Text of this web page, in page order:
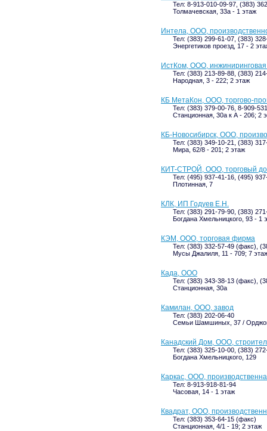
Тел: 8-913-010-09-97, (383)
Толмачевская, 33а - 1 этаж
Интела, ООО,
Тел: (383) 299-61-07, (383)
Энергетиков проезд, 17 - 2
ИстКом, ООО,
Тел: (383) 213-89-88, (383)
Народная, 3 - 222; 2 этаж
КБ МетаКон, ООО, торгово-
Тел: (383) 379-00-76, 8-909-
Станционная, 30а к А - 206; 2
КБ-Новосибирск, ООО,
Тел: (383) 349-10-21, (383)
Мира, 62/8 - 201; 2 этаж
КИТ-СТРОЙ, ООО, торговый
Тел: (495) 937-41-16, (495)
Плотинная, 7
КЛК, ИП Годуев Е.Н.
Тел: (383) 291-79-90, (383)
Богдана Хмельницкого, 93 - 1
КЭМ, ООО, торговая фирма
Тел: (383) 332-57-49 (факс),
Мусы Джалиля, 11 - 709; 7
Када, ООО
Тел: (383) 343-38-13 (факс),
Станционная, 30а
Камилан, ООО, завод
Тел: (383) 202-06-40
Семьи Шамшиных, 37 /
Канадский Дом, ООО,
Тел: (383) 325-10-00, (383)
Богдана Хмельницкого, 129
Каркас, ООО,
Тел: 8-913-918-81-94
Часовая, 14 - 1 этаж
Квадрат, ООО,
Тел: (383) 353-64-15 (факс)
Станционная, 4/1 - 19; 2 этаж